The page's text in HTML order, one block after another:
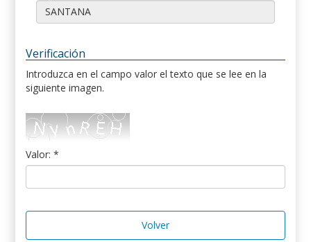
Verificación
Introduzca en el campo valor el texto que se lee en la
siguiente imagen.
Valor: *
Volver